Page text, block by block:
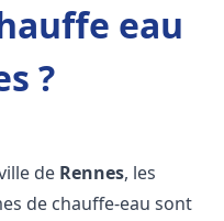
eau
?
de Rennes, les
de chauffe-eau sont